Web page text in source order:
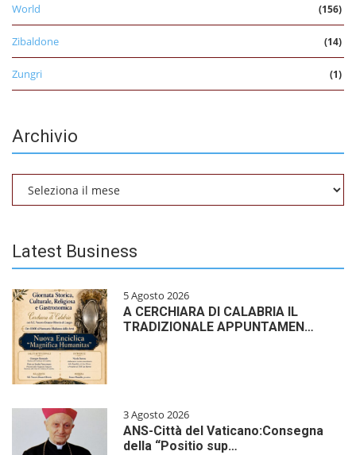
World (156)
Zibaldone (14)
Zungri (1)
Archivio
Latest Business
5 Agosto 2026
A CERCHIARA DI CALABRIA IL
TRADIZIONALE APPUNTAMEN…
3 Agosto 2026
ANS-Città del Vaticano:Consegna
della “Positio sup…